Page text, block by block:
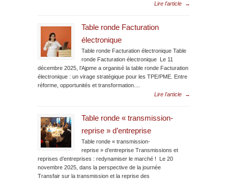
Lire l'article
→
Table ronde Facturation
électronique
Table ronde Facturation électronique Table
ronde Facturation électronique Le 11
décembre 2025, l’Ajpme a organisé la table ronde Facturation
électronique : un virage stratégique pour les TPE/PME. Entre
réforme, opportunités et transformation....
Lire l'article
→
Table ronde « transmission-
reprise » d’entreprise
Table ronde « transmission-
reprise » d’entreprise Transmissions et
reprises d’entreprises : redynamiser le marché ! Le 20
novembre 2025, dans la perspective de la journée
Transfair sur la transmission et la reprise des